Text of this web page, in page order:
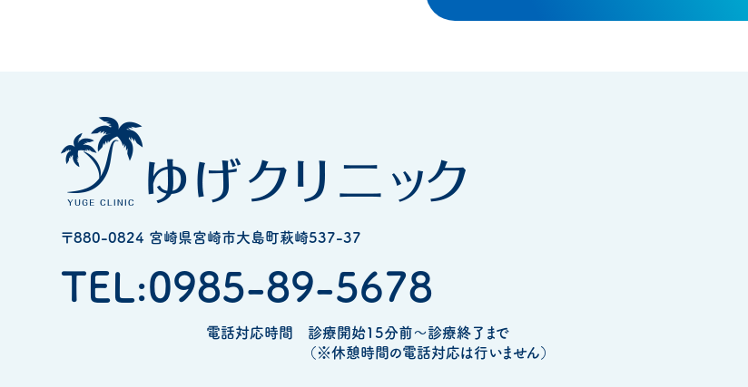
〒880-0824 宮崎県宮崎市大島町萩崎537-37
TEL:0985-89-5678
電話対応時間
診療開始15分前～診療終了まで
（※休憩時間の電話対応は行いません）